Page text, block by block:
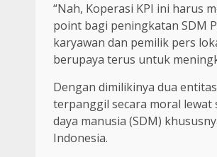
“Nah, Koperasi KPI ini harus
point bagi peningkatan SDM
karyawan dan pemilik pers
berupaya terus untuk
Dengan dimilikinya dua
terpanggil secara moral
daya manusia (SDM)
Indonesia.